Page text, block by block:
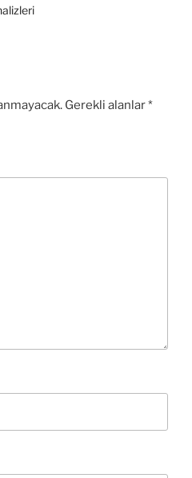
Gerekli alanlar*